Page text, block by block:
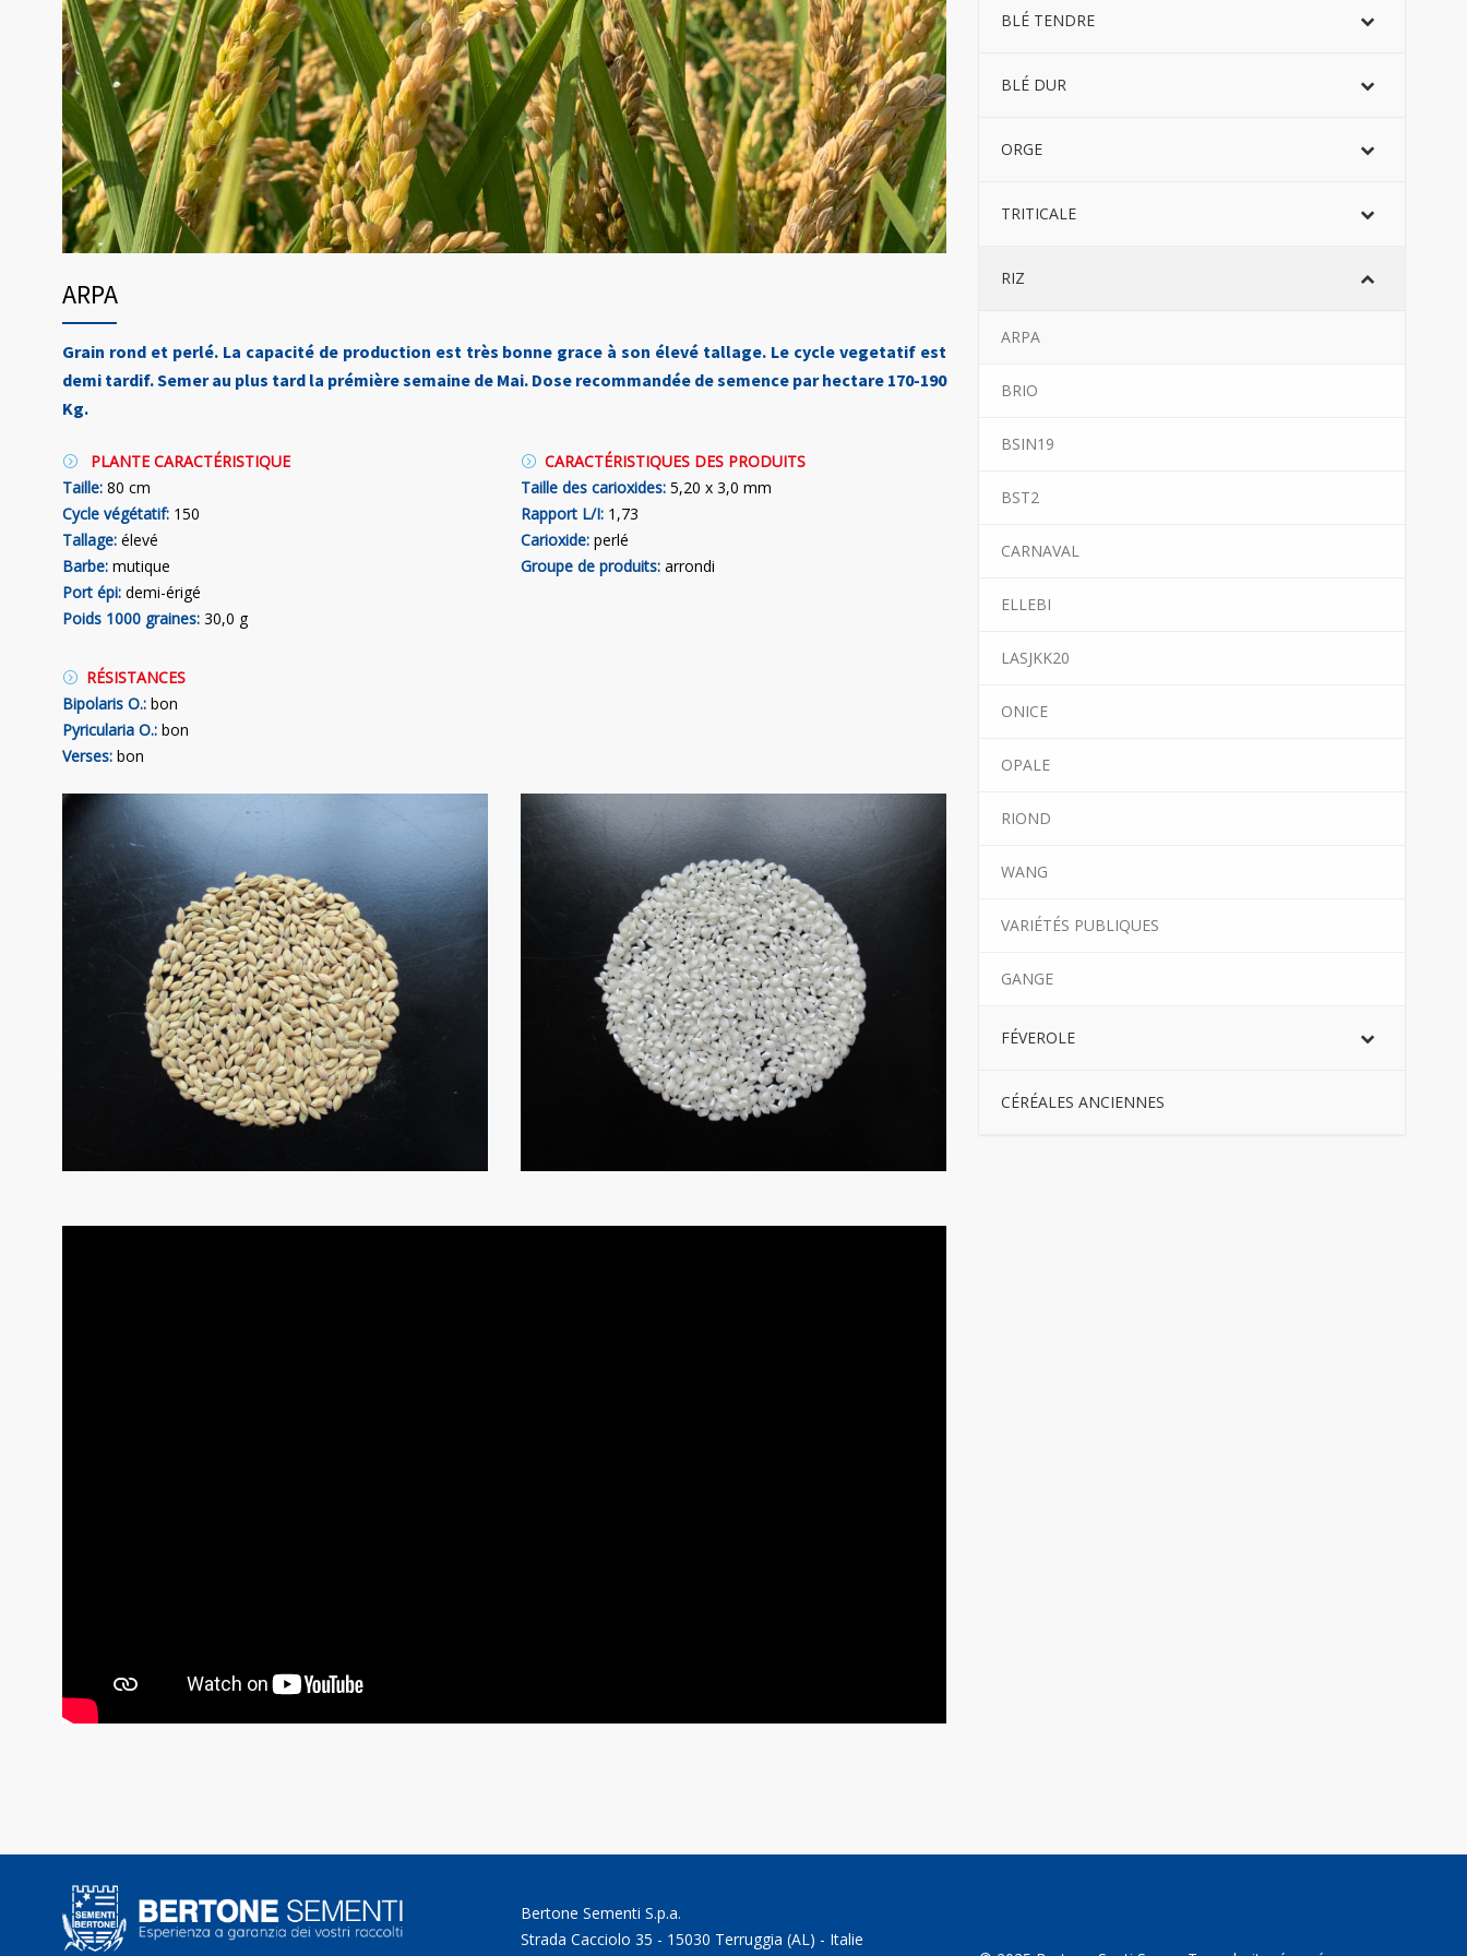
ARPA
Grain rond et perlé. La capacité de production est très bonne grace à son élevé tallage. Le cycle vegetatif est
demi tardif. Semer au plus tard la prémière semaine de Mai. Dose recommandée de semence par hectare 170-190
Kg.
PLANTE CARACTÉRISTIQUE
Taille: 80 cm
Cycle végétatif: 150
Tallage: élevé
Barbe: mutique
Port épi: demi-érigé
Poids 1000 graines: 30,0 g
RÉSISTANCES
Bipolaris O.: bon
Pyricularia O.: bon
Verses: bon
CARACTÉRISTIQUES DES PRODUITS
Taille des carioxides: 5,20 x 3,0 mm
Rapport L/I: 1,73
Carioxide: perlé
Groupe de produits: arrondi
BLÉ TENDRE
BLÉ DUR
ORGE
TRITICALE
RIZ
ARPA
BRIO
BSIN19
BST2
CARNAVAL
ELLEBI
LASJKK20
ONICE
OPALE
RIOND
WANG
VARIÉTÉS PUBLIQUES
GANGE
FÉVEROLE
CÉRÉALES ANCIENNES
Bertone Sementi S.p.a.
Strada Cacciolo 35 - 15030 Terruggia (AL) - Italie